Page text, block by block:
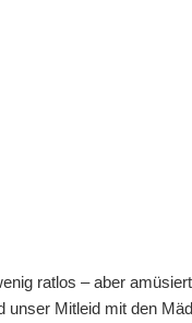
ratlos – aber
unser Mitleid mit den